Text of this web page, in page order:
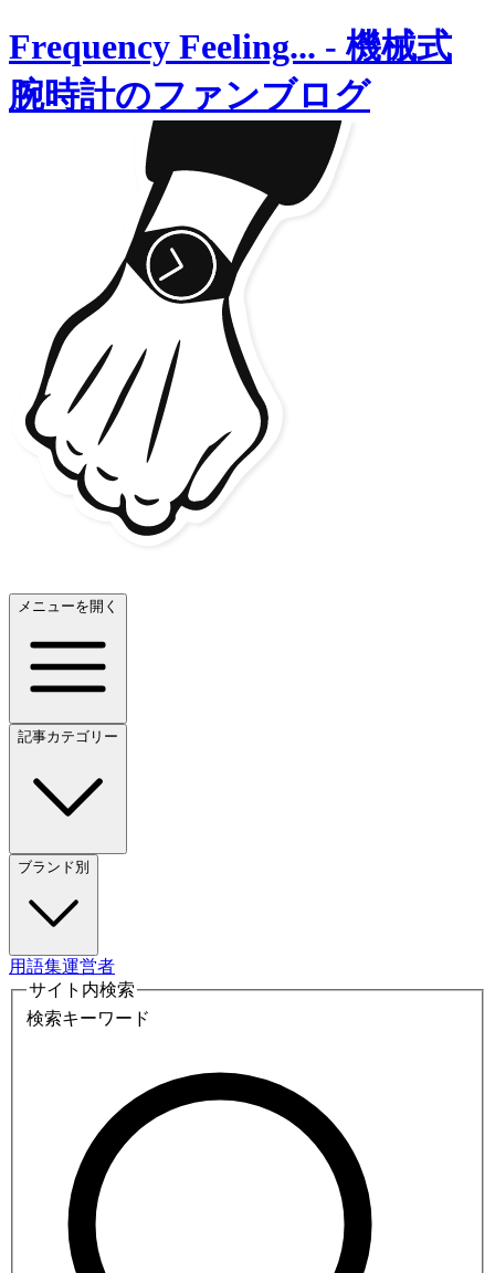
Frequency Feeling... - 機械式
腕時計のファンブログ
メニューを開く
記事カテゴリー
ブランド別
用語集運営者
サイト内検索
検索キーワード